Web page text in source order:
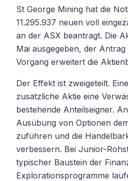
St George Mining hat die
11.295.937 neuen voll
an der ASX beantragt. Die
Mai ausgegeben, der
Vorgang erweitert die
Der Effekt ist zweigeteilt.
zusätzliche Aktie eine
bestehende Anteilseigner.
Ausübung von Optionen
zuführen und die
verbessern. Bei Junior-
typischer Baustein der
Explorationsprogramme